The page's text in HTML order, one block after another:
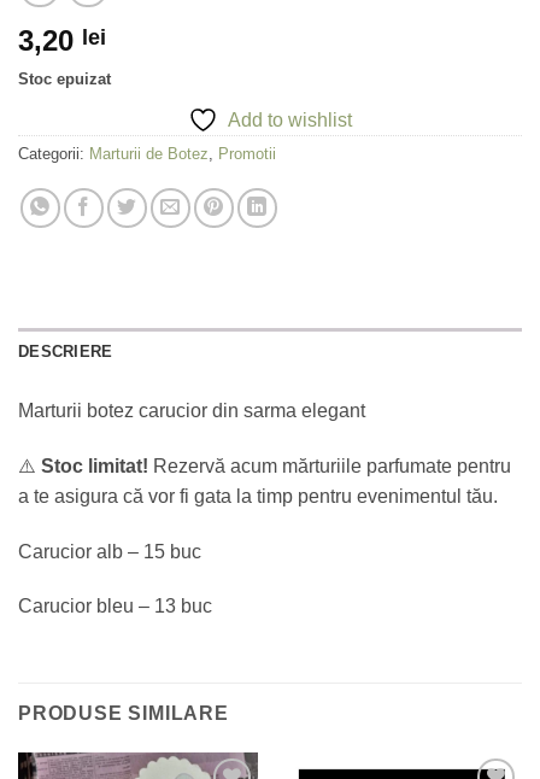
3,20 lei
Stoc epuizat
Add to wishlist
Categorii: Marturii de Botez, Promotii
DESCRIERE
Marturii botez carucior din sarma elegant
⚠️ Stoc limitat! Rezervă acum mărturiile parfumate pentru
a te asigura că vor fi gata la timp pentru evenimentul tău.
Carucior alb – 15 buc
Carucior bleu – 13 buc
PRODUSE SIMILARE